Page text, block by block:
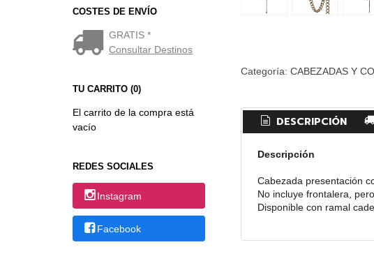
COSTES DE ENVÍO
GRATIS *
Consultar Destinos
TU CARRITO (0)
El carrito de la compra está
vacío
REDES SOCIALES
Instagram
Facebook
Categoría: CABEZADAS Y
DESCRIPCIÓN
Descripción
Cabezada presentación
No incluye frontalera,
Disponible con ramal